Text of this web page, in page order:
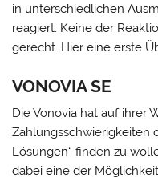
in unterschiedlichen
reagiert. Keine der
gerecht. Hier eine erste
VONOVIA SE
Die Vonovia hat auf ihrer
Zahlungsschwierigkeiten
Lösungen“ finden zu
dabei eine der